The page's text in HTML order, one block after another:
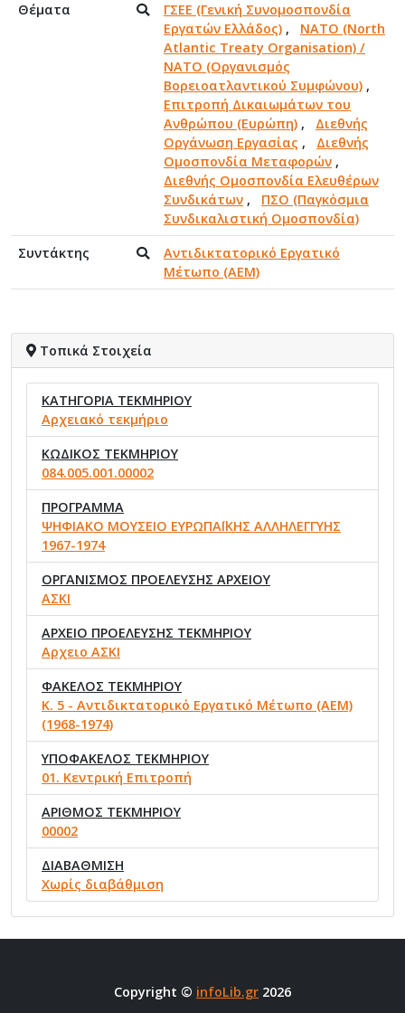
Θέματα
ΓΣΕΕ (Γενική Συνομοσπονδία
Εργατών Ελλάδος) , NATO (North
Atlantic Treaty Organisation) /
NATO (Οργανισμός
Βορειοατλαντικού Συμφώνου) ,
Επιτροπή Δικαιωμάτων του
Ανθρώπου (Ευρώπη) , Διεθνής
Οργάνωση Εργασίας , Διεθνής
Ομοσπονδία Μεταφορών ,
Διεθνής Ομοσπονδία Ελευθέρων
Συνδικάτων , ΠΣΟ (Παγκόσμια
Συνδικαλιστική Ομοσπονδία)
Συντάκτης
Αντιδικτατορικό Εργατικό
Μέτωπο (ΑΕΜ)
Τοπικά Στοιχεία
ΚΑΤΗΓΟΡΙΑ ΤΕΚΜΗΡΙΟΥ
Αρχειακό τεκμήριο
ΚΩΔΙΚΟΣ ΤΕΚΜΗΡΙΟΥ
084.005.001.00002
ΠΡΟΓΡΑΜΜΑ
ΨΗΦΙΑΚΟ ΜΟΥΣΕΙΟ ΕΥΡΩΠΑΪΚΗΣ ΑΛΛΗΛΕΓΓΥΗΣ
1967-1974
ΟΡΓΑΝΙΣΜΟΣ ΠΡΟΕΛΕΥΣΗΣ ΑΡΧΕΙΟΥ
ΑΣΚΙ
ΑΡΧΕΙΟ ΠΡΟΕΛΕΥΣΗΣ ΤΕΚΜΗΡΙΟΥ
Αρχειο ΑΣΚΙ
ΦΑΚΕΛΟΣ ΤΕΚΜΗΡΙΟΥ
Κ. 5 - Αντιδικτατορικό Εργατικό Μέτωπο (ΑΕΜ)
(1968-1974)
ΥΠΟΦΑΚΕΛΟΣ ΤΕΚΜΗΡΙΟΥ
01. Κεντρική Επιτροπή
ΑΡΙΘΜΟΣ ΤΕΚΜΗΡΙΟΥ
00002
ΔΙΑΒΑΘΜΙΣΗ
Χωρίς διαβάθμιση
Copyright © infoLib.gr 2026